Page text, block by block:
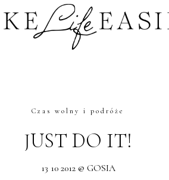
Czas wolny i podróże
JUST DO IT!
13 10 2012 @ GOSIA